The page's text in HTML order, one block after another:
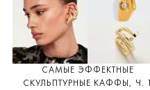
САМЫЕ ЭФФЕКТНЫЕ
СКУЛЬПТУРНЫЕ КАФФЫ, Ч. 1